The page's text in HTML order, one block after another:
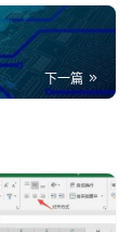
下一篇